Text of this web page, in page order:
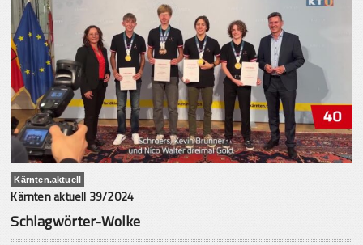
Kärnten.aktuell
Kärnten aktuell 39/2024
Schlagwörter-Wolke